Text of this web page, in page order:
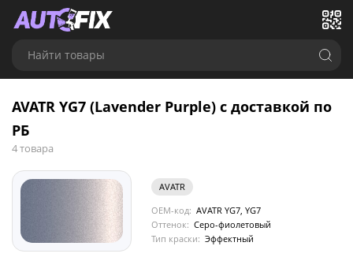
Найти товары
AVATR YG7 (Lavender Purple) с доставкой по
РБ
4 товара
AVATR
OEM-код: AVATR YG7, YG7
Оттенок: Серо-фиолетовый
Тип краски: Эффектный